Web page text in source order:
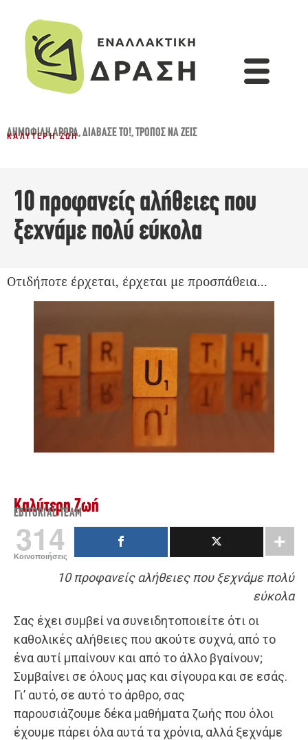
ΔΗΜΟΦΙΛΉ ΆΡΘΡΑ,ΔΙΆΒΑΣΈ ΤΟ!,ΤΡΌΠΟΣ ΝΑ ΖΕΙΣ
ΚΑΛΎΤΕΡΗ ΖΩΉ
10 προφανείς αλήθειες που
ξεχνάμε πολύ εύκολα
Οτιδήποτε έρχεται, έρχεται με προσπάθεια...
Καλύτερη Ζωή
EDITORIAL TEAM
314
Κοινοποιήσεις
10 προφανείς αλήθειες που ξεχνάμε πολύ
εύκολα
Σας έχει συμβεί να συνειδητοποιείτε ότι οι
καθολικές αλήθειες που ακούτε συχνά, από το
ένα αυτί μπαίνουν και από το άλλο βγαίνουν;
Συμβαίνει σε όλους μας και σίγουρα και σε εσάς.
Γι’ αυτό, σε αυτό το άρθρο, σας
παρουσιάζουμε δέκα μαθήματα ζωής που όλοι
έχουμε πάρει όλα αυτά τα χρόνια, αλλά ξεχνάμε